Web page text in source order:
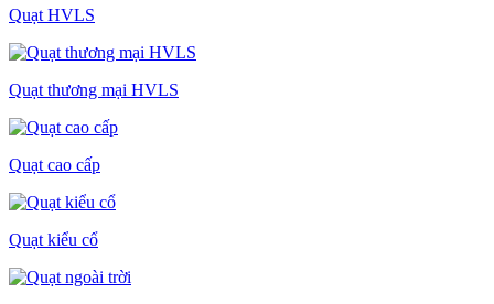
Quạt HVLS
Quạt thương mại HVLS
Quạt cao cấp
Quạt kiểu cổ